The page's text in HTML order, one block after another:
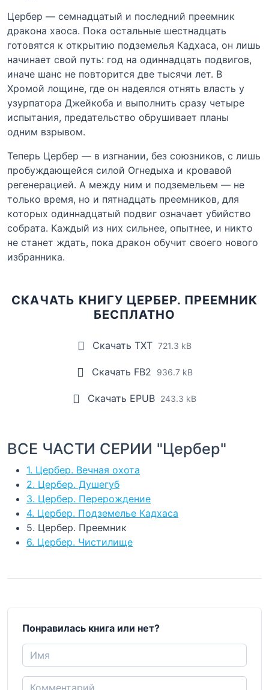
Цербер — семнадцатый и последний преемник
дракона хаоса. Пока остальные шестнадцать
готовятся к открытию подземелья Кадхаса, он лишь
начинает свой путь: год на одиннадцать подвигов,
иначе шанс не повторится две тысячи лет. В
Хромой лощине, где он надеялся отнять власть у
узурпатора Джейкоба и выполнить сразу четыре
испытания, предательство обрушивает планы
одним взрывом.
Теперь Цербер — в изгнании, без союзников, с лишь
пробуждающейся силой Огнедыха и кровавой
регенерацией. А между ним и подземельем — не
только время, но и пятнадцать преемников, для
которых одиннадцатый подвиг означает убийство
собрата. Каждый из них сильнее, опытнее, и никто
не станет ждать, пока дракон обучит своего нового
избранника.
СКАЧАТЬ КНИГУ ЦЕРБЕР. ПРЕЕМНИК
БЕСПЛАТНО
Скачать TXT 721.3 kB
Скачать FB2 936.7 kB
Скачать EPUB 243.3 kB
ВСЕ ЧАСТИ СЕРИИ "Цербер"
1. Цербер. Вечная охота
2. Цербер. Душегуб
3. Цербер. Перерождение
4. Цербер. Подземелье Кадхаса
5. Цербер. Преемник
6. Цербер. Чистилище
Понравилась книга или нет?